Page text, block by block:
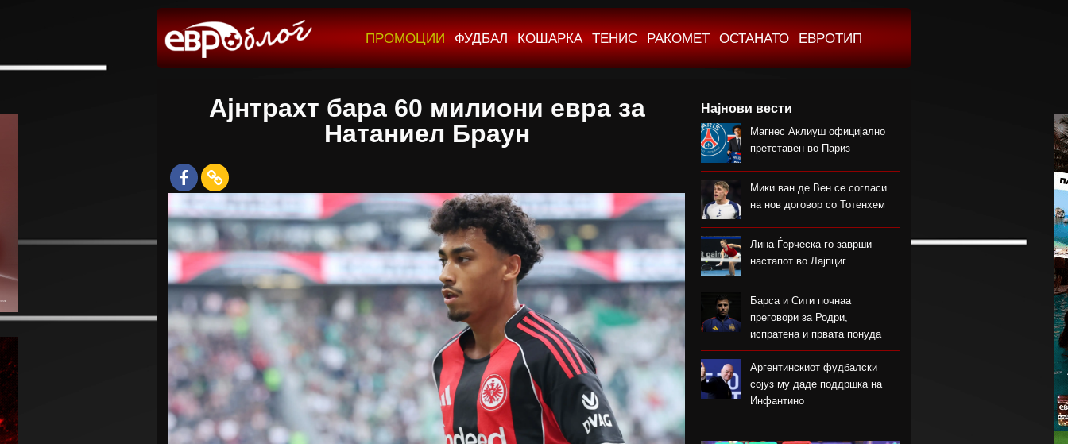
ПРОМОЦИИ ФУДБАЛ КОШАРКА ТЕНИС РАКОМЕТ ОСТАНАТО ЕВРОТИП
Ајнтрахт бара 60 милиони евра за
Натаниел Браун
Најнови вести
Магнес Аклиуш официјално
претставен во Париз
Мики ван де Вен се согласи
на нов договор со Тотенхем
Лина Ѓорческа го заврши
настапот во Лајпциг
Барса и Сити почнаа
преговори за Родри,
испратена и првата понуда
Аргентинскиот фудбалски
сојуз му даде поддршка на
Инфантино